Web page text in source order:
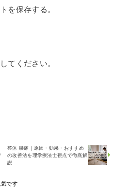
を保存する。
てください。
整体 腰痛｜原因・効果・おすすめ
の改善法を理学療法士視点で徹底解
説